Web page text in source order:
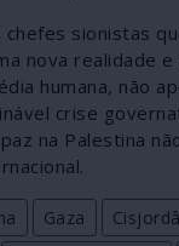
chefes sionistas
nova realidade
humana, não
crise
na Palestina
Gaza